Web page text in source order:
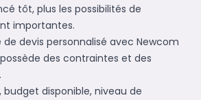
tôt, plus les possibilités de
importantes.
devis personnalisé avec Newcom
des contraintes et des
budget disponible, niveau de